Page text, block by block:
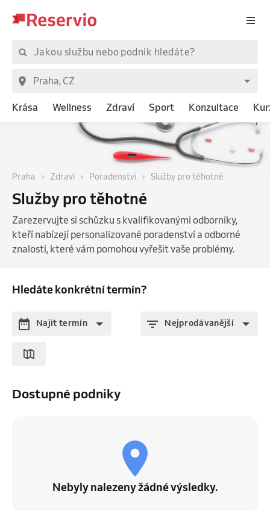
Krása Wellness Zdraví Sport Konzultace
Praha Zdraví Poradenství Služby pro těhotné
Služby pro těhotné
Zarezervujte si schůzku s kvalifikovanými odborníky,
kteří nabízejí personalizované poradenství a odborné
znalosti, které vám pomohou vyřešit vaše problémy.
Hledáte konkrétní termín?
Najít termín Nejprodávanější
Dostupné podniky
Nebyly nalezeny žádné výsledky.